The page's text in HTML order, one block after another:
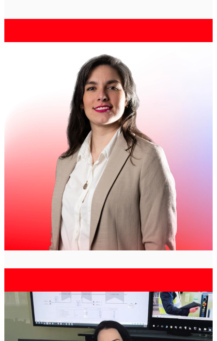
Cecilia Rojas
Material Master & IT Coordinator
Learn more
Turning complexity into
clarity
Since joining ABB, Renata has actively
developed her expertise through professional
certifications, internal training, and global
collaboration.
Renata Pesinova
ICS Cyber Security Engineer